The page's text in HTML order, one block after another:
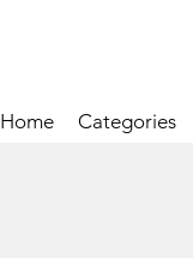
Home Categories